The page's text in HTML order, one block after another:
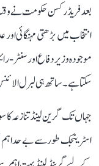
بعد فریڈرکسن حکومت نے
انتخاب میں بڑھتی مہنگائی
موجودہ وزیر دفاع اور
سکتا ہے۔ ساتھ ہی لبرل
جہاں تک گرین لینڈ تنازعہ
اسٹریٹجک طور سے بے حد اہم